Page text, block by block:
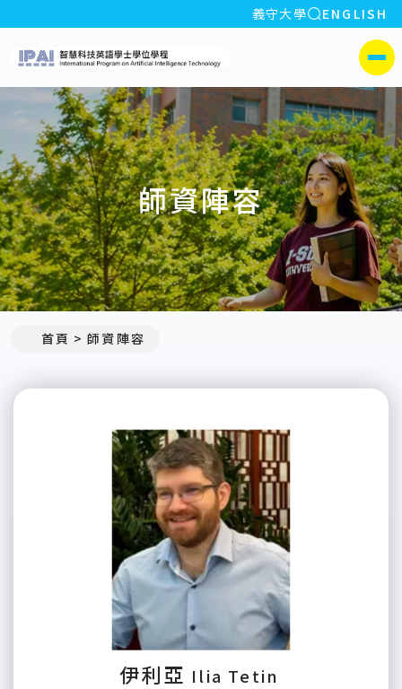
:::
義守大學 全站搜索
ENGLISH
義守大學智慧科技英語學
側選單
師資陣容
首頁 師資陣容
伊利亞 Ilia Tetin